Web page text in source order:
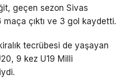
geçen sezon Sivas
maça çıktı ve 3 gol kaydetti.
tecrübesi de yaşayan
9 kez U19 Milli